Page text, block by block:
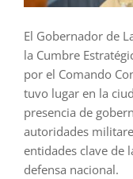
El Gobernador de
la Cumbre
por el Comando
tuvo lugar en la
presencia de
autoridades
entidades clave de
defensa nacional.